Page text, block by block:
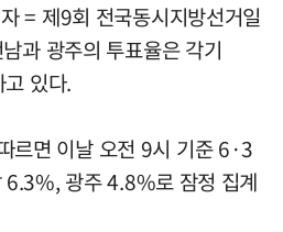
= 제9회 전국동시지방선거일
과 광주의 투표율은 각기
있다.
르면 이날 오전 9시 기준 6·3
6.3%, 광주 4.8%로 잠정 집계